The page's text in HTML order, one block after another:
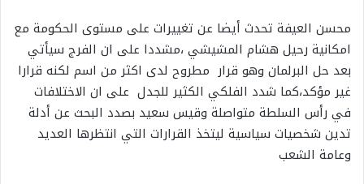
محسن العيفة تحدث أيضا عن تغييرات على مستوى الحكومة مع
امكانية رحيل هشام المشيشي ،مشددا على ان الفرج سيأتي
بعد حل البرلمان وهو قرار مطروح لدى اكثر من اسم لكنه قرارا
غير مؤكد،كما شدد الفلكي الكثير للجدل على ان الاختلافات
في رأس السلطة متواصلة وقيس سعيد بصدد البحث عن أدلة
تدين شخصيات سياسية ليتخذ القرارات التي انتظرها العديد
وعامة الشعب